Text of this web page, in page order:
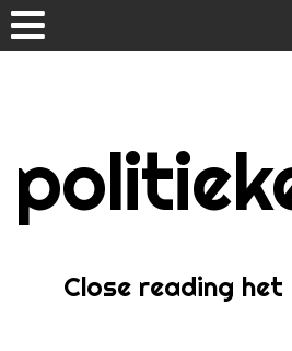
Home
Over
Close reading